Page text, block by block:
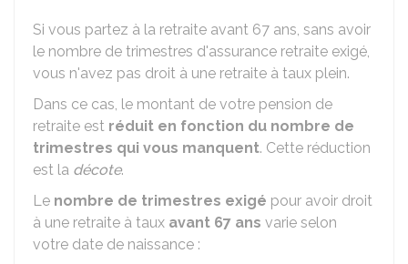
Si vous partez à la retraite avant 67 ans, sans avoir
le nombre de trimestres d'assurance retraite exigé,
vous n'avez pas droit à une retraite à taux plein.
Dans ce cas, le montant de votre pension de
retraite est réduit en fonction du nombre de
trimestres qui vous manquent. Cette réduction
est la décote.
Le nombre de trimestres exigé pour avoir droit
à une retraite à taux avant 67 ans varie selon
votre date de naissance :